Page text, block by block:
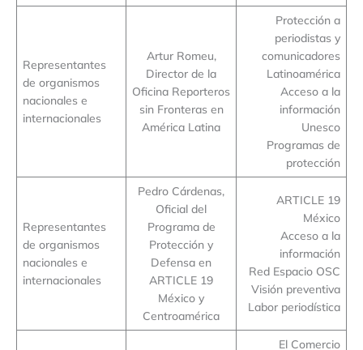
Representantes
de organismos
nacionales e
internacionales
Artur Romeu,
Director de la
Oficina Reporteros
sin Fronteras en
América Latina
Protección a
periodistas y
comunicadores
Latinoamérica
Acceso a la
información
Unesco
Programas de
protección
Representantes
de organismos
nacionales e
internacionales
Pedro Cárdenas,
Oficial del
Programa de
Protección y
Defensa en
ARTICLE 19
México y
Centroamérica
ARTICLE 19
México
Acceso a la
información
Red Espacio OSC
Visión preventiva
Labor periodística
El Comercio